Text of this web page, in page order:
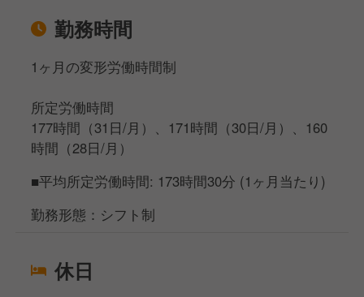
勤務時間
1ヶ月の変形労働時間制
所定労働時間
177時間（31日/月）、171時間（30日/月）、160
時間（28日/月）
■平均所定労働時間: 173時間30分 (1ヶ月当たり)
勤務形態：シフト制
休日